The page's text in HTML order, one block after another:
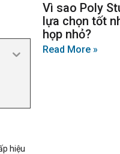
hiệu
Vì sao Poly
lựa chọn tốt
họp nhỏ?
Read More »